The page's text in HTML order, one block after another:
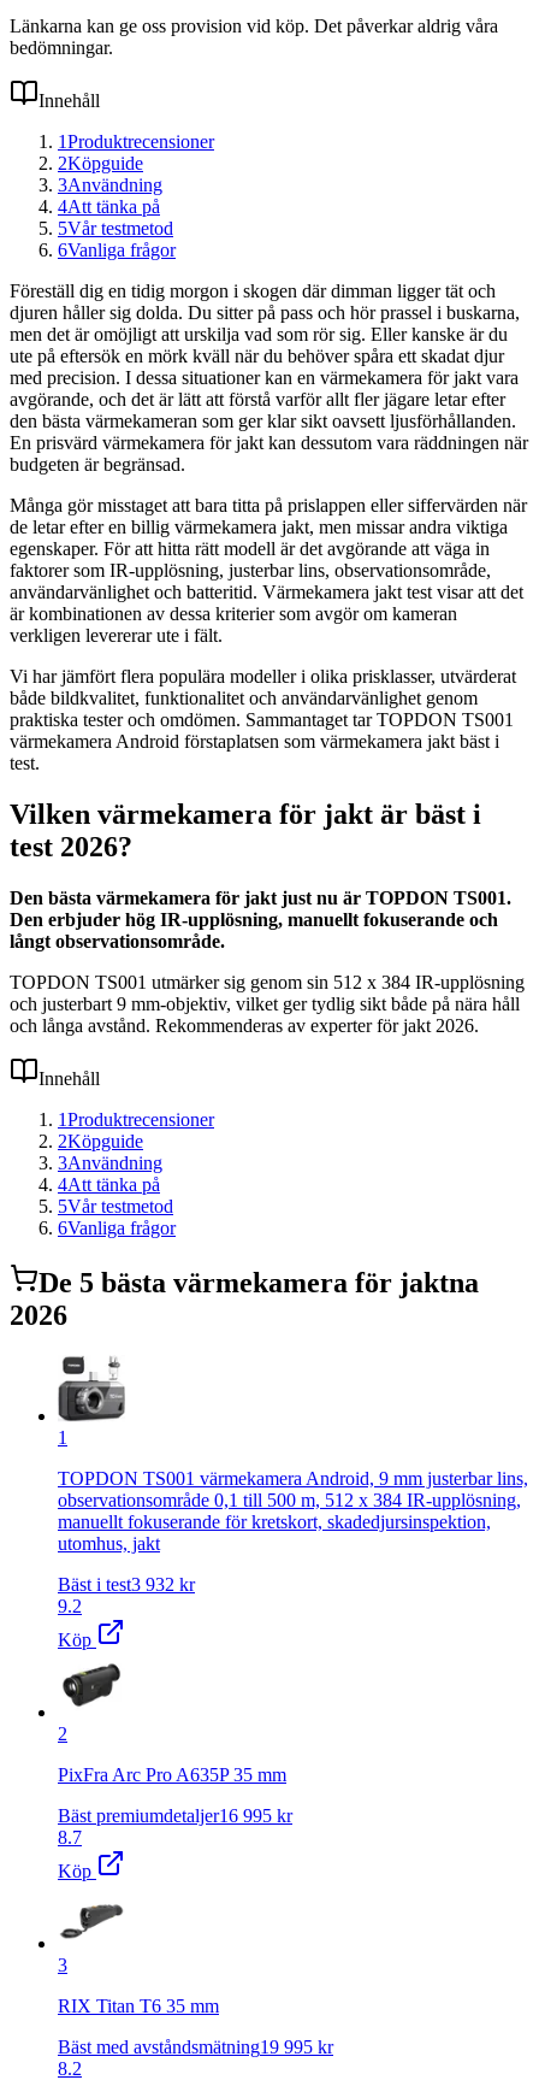
Länkarna kan ge oss provision vid köp. Det påverkar aldrig våra
bedömningar.
Innehåll
1Produktrecensioner
2Köpguide
3Användning
4Att tänka på
5Vår testmetod
6Vanliga frågor
Föreställ dig en tidig morgon i skogen där dimman ligger tät och
djuren håller sig dolda. Du sitter på pass och hör prassel i buskarna,
men det är omöjligt att urskilja vad som rör sig. Eller kanske är du
ute på eftersök en mörk kväll när du behöver spåra ett skadat djur
med precision. I dessa situationer kan en värmekamera för jakt vara
avgörande, och det är lätt att förstå varför allt fler jägare letar efter
den bästa värmekameran som ger klar sikt oavsett ljusförhållanden.
En prisvärd värmekamera för jakt kan dessutom vara räddningen när
budgeten är begränsad.
Många gör misstaget att bara titta på prislappen eller siffervärden när
de letar efter en billig värmekamera jakt, men missar andra viktiga
egenskaper. För att hitta rätt modell är det avgörande att väga in
faktorer som IR-upplösning, justerbar lins, observationsområde,
användarvänlighet och batteritid. Värmekamera jakt test visar att det
är kombinationen av dessa kriterier som avgör om kameran
verkligen levererar ute i fält.
Vi har jämfört flera populära modeller i olika prisklasser, utvärderat
både bildkvalitet, funktionalitet och användarvänlighet genom
praktiska tester och omdömen. Sammantaget tar TOPDON TS001
värmekamera Android förstaplatsen som värmekamera jakt bäst i
test.
Vilken värmekamera för jakt är bäst i
test 2026?
Den bästa värmekamera för jakt just nu är TOPDON TS001.
Den erbjuder hög IR-upplösning, manuellt fokuserande och
långt observationsområde.
TOPDON TS001 utmärker sig genom sin 512 x 384 IR-upplösning
och justerbart 9 mm-objektiv, vilket ger tydlig sikt både på nära håll
och långa avstånd. Rekommenderas av experter för jakt 2026.
Innehåll
1Produktrecensioner
2Köpguide
3Användning
4Att tänka på
5Vår testmetod
6Vanliga frågor
De 5 bästa värmekamera för jaktna
2026
1
TOPDON TS001 värmekamera Android, 9 mm justerbar lins,
observationsområde 0,1 till 500 m, 512 x 384 IR-upplösning,
manuellt fokuserande för kretskort, skadedjursinspektion,
utomhus, jakt
Bäst i test3 932 kr
9.2
Köp
2
PixFra Arc Pro A635P 35 mm
Bäst premiumdetaljer16 995 kr
8.7
Köp
3
RIX Titan T6 35 mm
Bäst med avståndsmätning19 995 kr
8.2